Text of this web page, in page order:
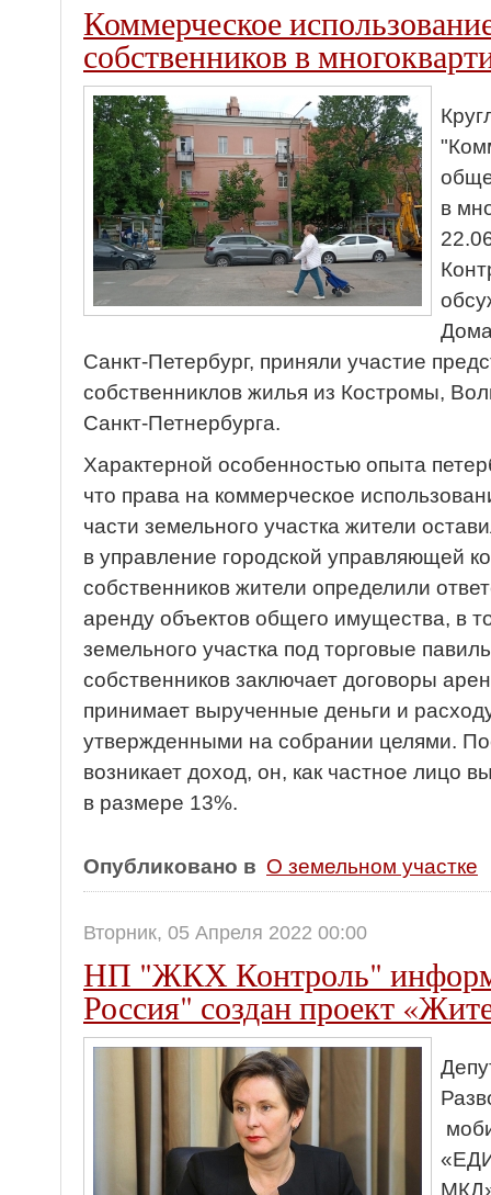
Коммерческое
собственников в
в
Санкт-Петербург, приняли участие
собственниклов жилья из Костромы,
Санкт-Петнербурга.
Характерной особенностью опыта
что права на коммерческое
части земельного участка жители
в управление городской управляющей
собственников жители определили
аренду объектов общего имущества, в
земельного участка под торговые
собственников заключает договоры
принимает вырученные деньги и
утвержденными на собрании целями.
возникает доход, он, как частное лицо
в размере 13%.
Опубликовано в О земельном участке
Вторник, 05 Апреля 2022 00:00
НП "ЖКХ Контроль"
Россия" создан проект